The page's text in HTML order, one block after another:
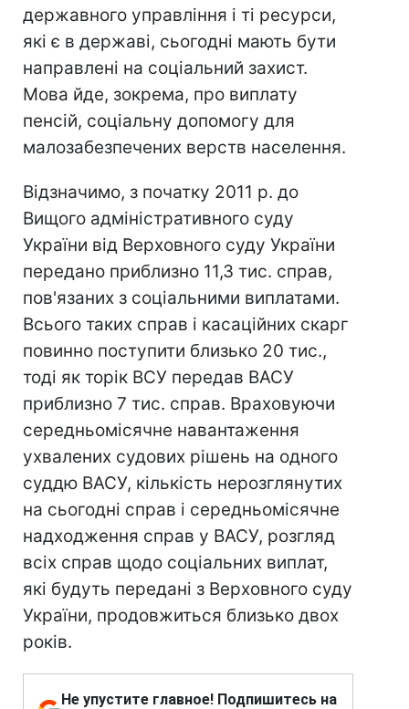
державного управління і ті ресурси,
які є в державі, сьогодні мають бути
направлені на соціальний захист.
Мова йде, зокрема, про виплату
пенсій, соціальну допомогу для
малозабезпечених верств населення.
Відзначимо, з початку 2011 р. до
Вищого адміністративного суду
України від Верховного суду України
передано приблизно 11,3 тис. справ,
пов'язаних з соціальними виплатами.
Всього таких справ і касаційних скарг
повинно поступити близько 20 тис.,
тоді як торік ВСУ передав ВАСУ
приблизно 7 тис. справ. Враховуючи
середньомісячне навантаження
ухвалених судових рішень на одного
суддю ВАСУ, кількість нерозглянутих
на сьогодні справ і середньомісячне
надходження справ у ВАСУ, розгляд
всіх справ щодо соціальних виплат,
які будуть передані з Верховного суду
України, продовжиться близько двох
років.
Не упустите главное! Подпишитесь на